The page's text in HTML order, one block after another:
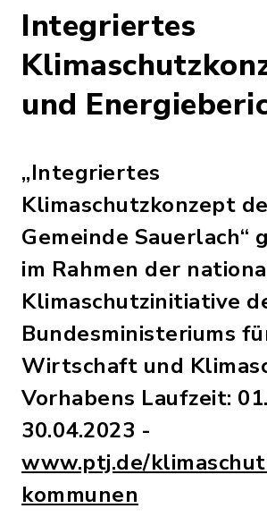
Integriertes
und
„Integriertes
Klimaschutzkonzept
Gemeinde Sauerlach“
im Rahmen der
Klimaschutzinitiative
Bundesministeriums
Wirtschaft und
Vorhabens Laufzeit:
30.04.2023 -
www.ptj.de/
kommunen